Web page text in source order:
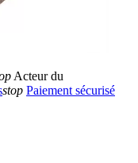
Acteur du
stop Paiement sécurisé